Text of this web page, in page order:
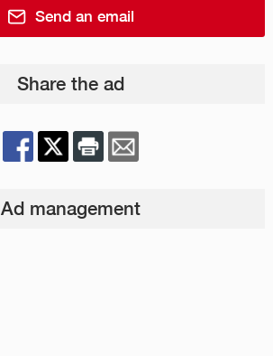
Send an email
Share the ad
Ad management